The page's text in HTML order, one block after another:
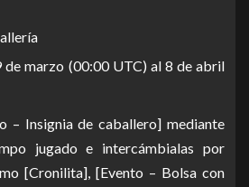
de marzo (00:00 UTC) al 8 de abril
– Insignia de caballero] mediante
jugado e intercámbialas por
[Cronilita], [Evento – Bolsa con